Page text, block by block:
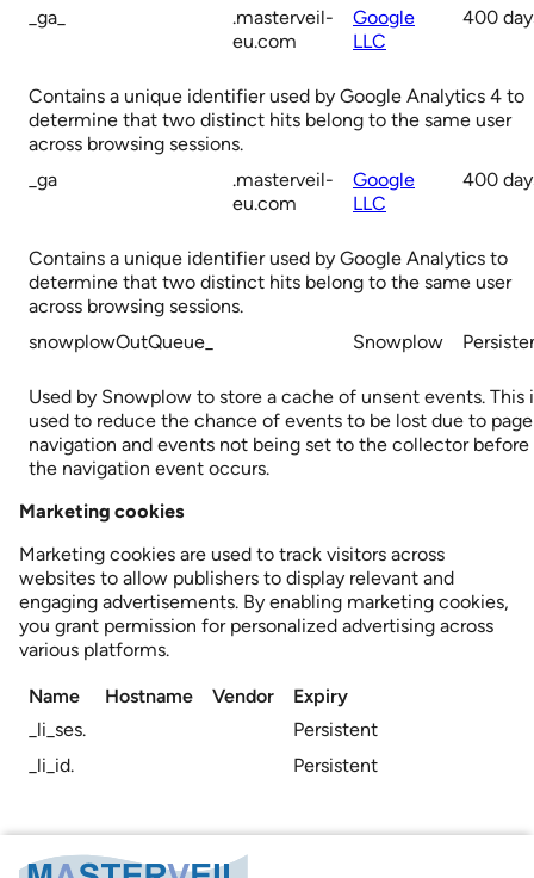
_ga_
.masterveil-
eu.com
Google
LLC
400
Contains a unique identifier used by Google Analytics 4 to
determine that two distinct hits belong to the same user
across browsing sessions.
_ga
.masterveil-
eu.com
Google
LLC
400
Contains a unique identifier used by Google Analytics to
determine that two distinct hits belong to the same user
across browsing sessions.
snowplowOutQueue_
Snowplow
Used by Snowplow to store a cache of unsent events. This
used to reduce the chance of events to be lost due to page
navigation and events not being set to the collector before
the navigation event occurs.
Marketing cookies
Marketing cookies are used to track visitors across
websites to allow publishers to display relevant and
engaging advertisements. By enabling marketing cookies,
you grant permission for personalized advertising across
various platforms.
Name Hostname Vendor
Expiry
_li_ses.
Persistent
_li_id.
Persistent